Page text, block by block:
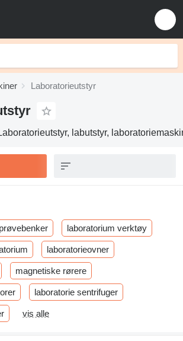
Laboratorieutstyr
labutstyr,
prøvebenker laboratorium verktøy
laboratorieovner
magnetiske rørere
laboratorie sentrifuger
vis alle